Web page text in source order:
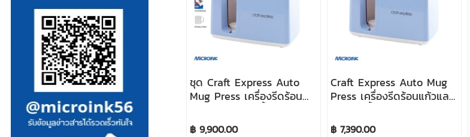
ชุด Craft Express Auto
Mug Press เครื่องรีดร้อน
฿ 9,900.00
Craft Express Auto Mug
Press เครื่องรีดร้อนแก้วและ
฿ 7,390.00